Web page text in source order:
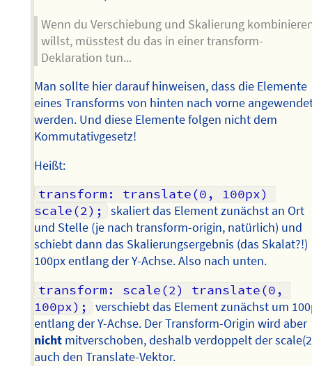
Wenn du Verschiebung und Skalierung
willst, müsstest du das in einer transform-
Deklaration tun...
Man sollte hier darauf hinweisen, dass die Elemente
eines Transforms von hinten nach vorne
werden. Und diese Elemente folgen nicht dem
Kommutativgesetz!
Heißt:
transform: translate(0, 100px)
scale(2);
skaliert das Element zunächst an Ort
und Stelle (je nach transform-origin, natürlich) und
schiebt dann das Skalierungsergebnis (das Skalat?!)
100px entlang der Y-Achse. Also nach unten.
transform: scale(2) translate(0,
100px);
verschiebt das Element zunächst um
entlang der Y-Achse. Der Transform-Origin wird aber
nicht mitverschoben, deshalb verdoppelt der
auch den Translate-Vektor.